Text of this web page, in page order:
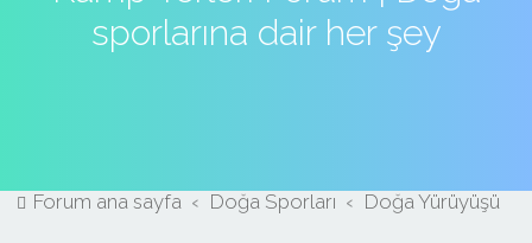
sporlarına dair her şey
Forum ana sayfa Doğa Sporları Doğa Yürüyüşü